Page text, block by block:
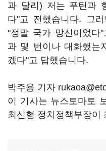
과 달리) 저는 푸틴과
다"고 전했습니다. 그
"정말 국가 망신이었다
과 몇 번이나 대화했는
겠다"고 답했습니다.
박주용 기자
이 기사는 뉴스토마토
최신형 정치정책부장이